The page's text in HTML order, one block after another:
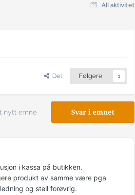
All aktivitet
Del Følgere 1
Svar i emnet
nytt emne
i kassa på butikken.
produkt av samme være pga
og stell forøvrig.